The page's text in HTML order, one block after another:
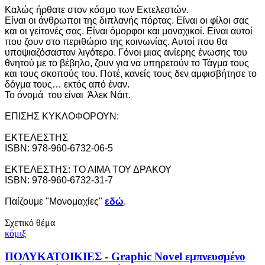
Καλώς ήρθατε στον κόσμο των Εκτελεστών.
Είναι οι άνθρωποι της διπλανής πόρτας. Είναι οι φίλοι σας
και οι γείτονές σας. Είναι όμορφοι και μοναχικοί. Είναι αυτοί
που ζουν στο περιθώριο της κοινωνίας. Αυτοί που θα
υποψιαζόσασταν λιγότερο. Γόνοι μιας ανίερης ένωσης του
θνητού με το βέβηλο, ζουν για να υπηρετούν το Τάγμα τους
και τους σκοπούς του. Ποτέ, κανείς τους δεν αμφισβήτησε το
δόγμα τους… εκτός από έναν.
Το όνομά του είναι Άλεκ Νάιτ.
ΕΠΙΣΗΣ ΚΥΚΛΟΦΟΡΟΥΝ:
ΕΚΤΕΛΕΣΤΗΣ
ISBN: 978-960-6732-06-5
ΕΚΤΕΛΕΣΤΗΣ: ΤΟ ΑΙΜΑ ΤΟΥ ΔΡΑΚΟΥ
ISBN: 978-960-6732-31-7
Παίζουμε "Μονομαχίες" εδώ.
Σχετικό θέμα
κόμιξ
ΠΟΛΥΚΑΤΟΙΚΙΕΣ - Graphic Novel εμπνευσμένο